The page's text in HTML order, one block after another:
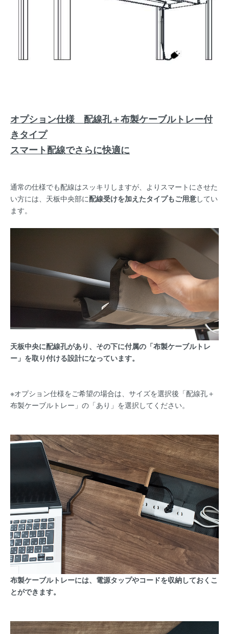
オプション仕様 配線孔＋布製ケーブルトレー付
きタイプ
スマート配線でさらに快適に
通常の仕様でも配線はスッキリしますが、よりスマートにさせた
い方には、天板中央部に配線受けを加えたタイプもご用意してい
ます。
天板中央に配線孔があり、その下に付属の「布製ケーブルトレ
ー」を取り付ける設計になっています。
※オプション仕様をご希望の場合は、サイズを選択後「配線孔＋
布製ケーブルトレー」の「あり」を選択してください。
布製ケーブルトレーには、電源タップやコードを収納しておくこ
とができます。